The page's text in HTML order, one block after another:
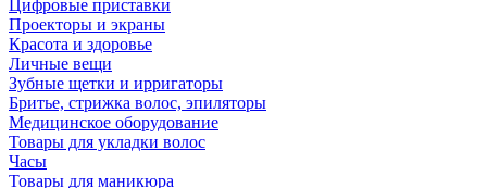
Цифровые приставки
Проекторы и экраны
Красота и здоровье
Личные вещи
Зубные щетки и ирригаторы
Бритье, стрижка волос, эпиляторы
Медицинское оборудование
Товары для укладки волос
Часы
Товары для маникюра